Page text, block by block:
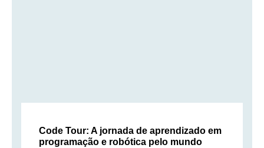
Code Tour: A jornada de aprendizado em
programação e robótica pelo mundo